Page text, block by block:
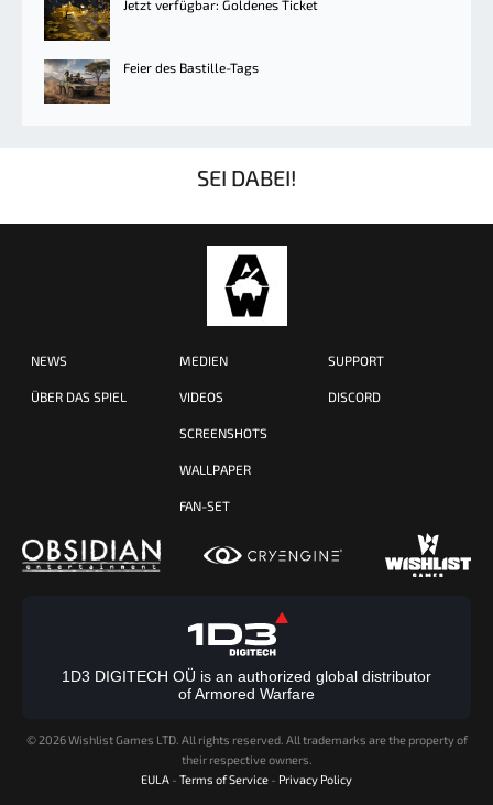
Jetzt verfügbar: Goldenes Ticket
Feier des Bastille-Tags
SEI DABEI!
NEWS
ÜBER DAS SPIEL
MEDIEN
VIDEOS
SCREENSHOTS
WALLPAPER
FAN-SET
SUPPORT
DISCORD
1D3 DIGITECH OÜ is an authorized global distributor
of Armored Warfare
© 2026 Wishlist Games LTD. All rights reserved. All trademarks are the property of
their respective owners.
EULA - Terms of Service - Privacy Policy